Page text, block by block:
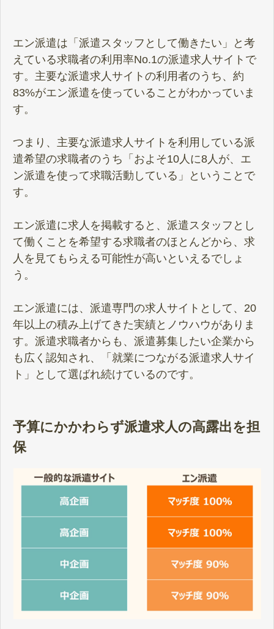
エン派遣は「派遣スタッフとして働きたい」と考
えている求職者の利用率No.1の派遣求人サイトで
す。主要な派遣求人サイトの利用者のうち、約
83%がエン派遣を使っていることがわかっていま
す。
つまり、主要な派遣求人サイトを利用している派
遣希望の求職者のうち「およそ10人に8人が、エ
ン派遣を使って求職活動している」ということで
す。
エン派遣に求人を掲載すると、派遣スタッフとし
て働くことを希望する求職者のほとんどから、求
人を見てもらえる可能性が高いといえるでしょ
う。
エン派遣には、派遣専門の求人サイトとして、20
年以上の積み上げてきた実績とノウハウがありま
す。派遣求職者からも、派遣募集したい企業から
も広く認知され、「就業につながる派遣求人サイ
ト」として選ばれ続けているのです。
予算にかかわらず派遣求人の高露出を担
保